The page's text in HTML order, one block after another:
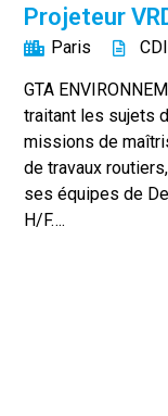
Projeteur
Paris CDI
GTA
traitant les sujets
missions de
de travaux
ses équipes de
H/F….